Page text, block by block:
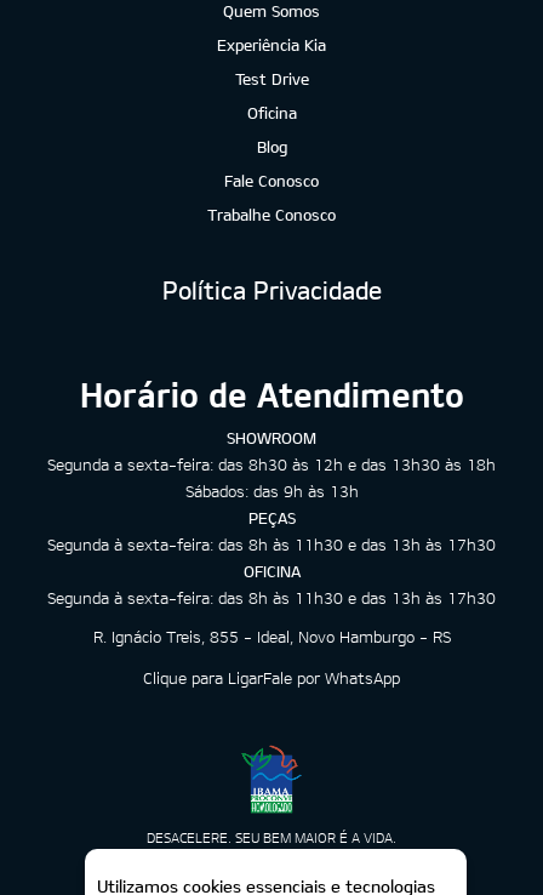
Quem Somos
Experiência Kia
Test Drive
Oficina
Blog
Fale Conosco
Trabalhe Conosco
Política Privacidade
Horário de Atendimento
SHOWROOM
Segunda a sexta-feira: das 8h30 às 12h e das 13h30 às 18h
Sábados: das 9h às 13h
PEÇAS
Segunda à sexta-feira: das 8h às 11h30 e das 13h às 17h30
OFICINA
Segunda à sexta-feira: das 8h às 11h30 e das 13h às 17h30
R. Ignácio Treis, 855 - Ideal, Novo Hamburgo - RS
Clique para LigarFale por WhatsApp
DESACELERE. SEU BEM MAIOR É A VIDA.
Utilizamos cookies essenciais e tecnologias